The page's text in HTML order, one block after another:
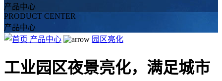
产品中心
PRODUCT CENTER
产品中心
产品中心
园区亮化
工业园区夜景亮化，满足城市